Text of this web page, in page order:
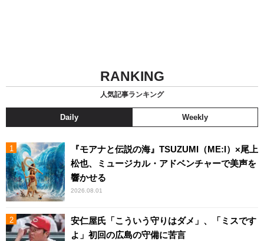
RANKING
人気記事ランキング
Daily Weekly
『モアナと伝説の海』TSUZUMI（ME:I）×尾上
松也、ミュージカル・アドベンチャーで美声を
響かせる
2026.08.01
安仁屋氏「こういう守りはダメ」、「ミスです
よ」初回の広島の守備に苦言